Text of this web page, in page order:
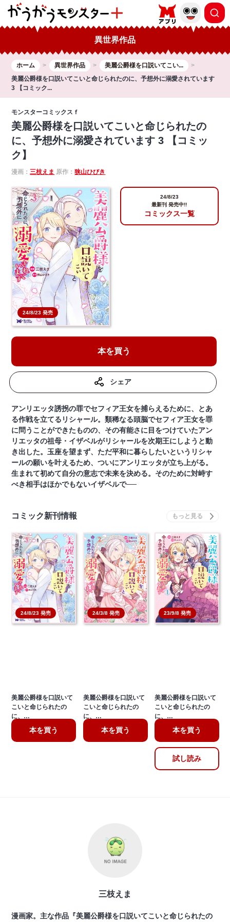
異世界作品
ホーム 異世界作品
美麗公爵様を口説いてこい...
美麗公爵様を口説いてこいと命じられたのに、予想外に溺愛されています
3 【コミック...
モンスターコミックスｆ
美麗公爵様を口説いてこいと命じられたの
に、予想外に溺愛されています 3 【コミッ
ク】
漫画：三枝えま 原作：狭山ひびき
24/8/23 発売
24/8/23
最新刊 発売中!!
コミックス一覧
本を買う
シェア
アンリエッタ誘拐の罪でセフィア王女を捕らえるために、とあ
る作戦を立てるリシャール。類稀なる頭脳でセフィア王女を罪
に問うことができたものの、その有能さに目をつけていたアン
リエッタの祖母・イザベルがリシャールを次期王にしようと動
き出した。玉座を望まず、ただ平和に暮らしたいというリシャ
ールの願いを叶えるため、ついにアンリエッタが立ち上がる。
生まれて初めて自分の意志で未来を決める。そのために対峙す
べき相手はほかでもないイザベルで──
コミック新刊情報
24/8/23 発売
美麗公爵様を口説いて
こいと命じられたの
に、…
本を買う
24/3/8 発売
美麗公爵様を口説いて
こいと命じられたの
に、…
本を買う
23/9/8 発売
美麗公爵様を口説いて
こいと命じられたの
に、…
本を買う
試し読み
三枝えま
漫画家。主な作品『美麗公爵様を口説いてこいと命じられたの